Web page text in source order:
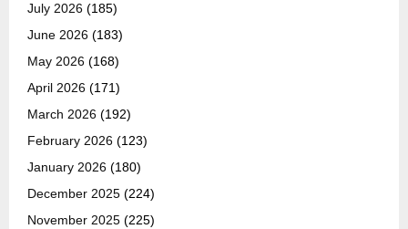
July 2026 (185)
June 2026 (183)
May 2026 (168)
April 2026 (171)
March 2026 (192)
February 2026 (123)
January 2026 (180)
December 2025 (224)
November 2025 (225)